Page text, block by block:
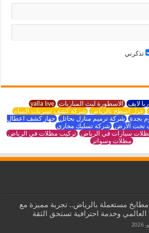
تذكرني
لايف الاسطورة لبث المباريات yalla live
عزل اسطح بالرياض شركة كشف تسربات المياه
بجدة شركة ترميم منازل بحائل جهاز كشف اعطال
تحت الأرض شركة تسليك مجاري
سيارات في الرياض تركيب مظلات في الرياض
مظلات وسواتر
مستعملة بالرياض.. تجربة مميزة مع
وخدمة احترافية تستحق الثقة